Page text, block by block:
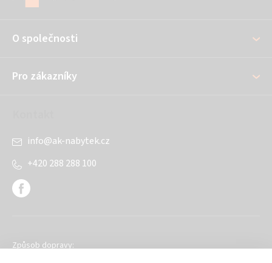
O společnosti
Pro zákazníky
info@ak-nabytek.cz
+420 288 288 100
Způsob dopravy: